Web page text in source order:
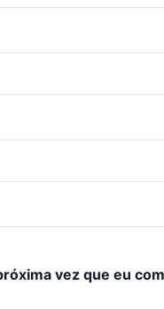
vez que eu